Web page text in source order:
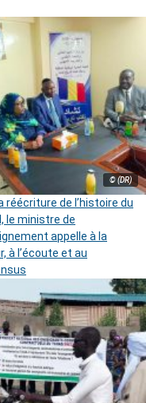
© (DR)
réécriture de l’histoire du
le ministre de
appelle à la
à l’écoute et au